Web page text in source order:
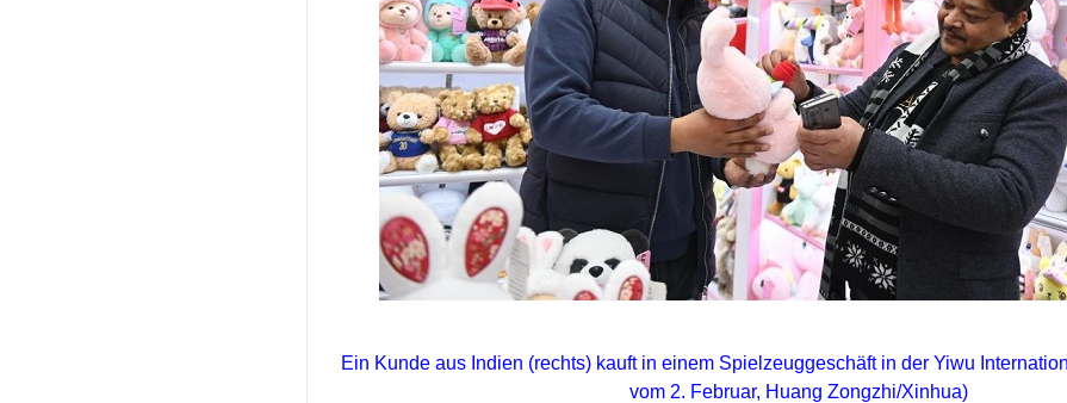
Ein Kunde aus Indien (rechts) kauft in einem Spielzeuggeschäft in der Yiwu
vom 2. Februar, Huang Zongzhi/Xinhua)